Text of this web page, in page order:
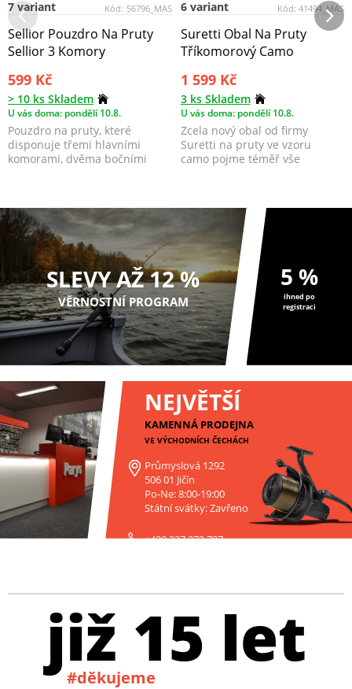
Kód: 56796_MAS
7 variant
Sellior Pouzdro Na Pruty
Sellior 3 Komory
599 Kč
> 10 ks Skladem
U vás doma: pondělí 10.8.
Pouzdro na pruty, které
disponuje třemi hlavními
komorami, dvěma bočními
Kód: 41494_MAS
6 variant
Suretti Obal Na Pruty
Tříkomorový Camo
1 599 Kč
3 ks Skladem
U vás doma: pondělí 10.8.
Zcela nový obal od firmy
Suretti na pruty ve vzoru
camo pojme téměř vše
SLEVY AŽ 12 %
VĚRNOSTNÍ PROGRAM
5 %
ihned po
registraci
NEJVĚTŠÍ
KAMENNÁ PRODEJNA
VE VÝCHODNÍCH ČECHÁCH
Průmyslová 1292
506 01 Jičín
Po-Ne: 8:00-19:00
Státní svátky: Zavřeno
+420 227 272 797
již 15 let
#děkujeme